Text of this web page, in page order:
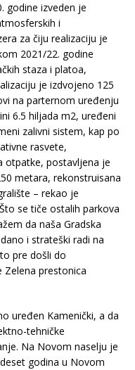
godine izveden je
i
za čiju realizaciju je
2021/22. godine
staza i platoa,
je izdvojeno 125
na parternom uređenju
6.5 hiljada m2, uređeni
zalivni sistem, kap po
rasvete,
otpatke, postavljena je
metara, rekonstruisana
– rekao je
se tiče ostalih parkova
da naša Gradska
i strateški radi na
pre došli do
Zelena prestonica
uređen Kamenički, a da
tehničke
Na Novom naselju je
godina u Novom